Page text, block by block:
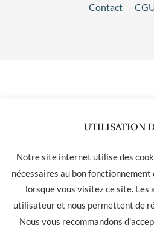
Contact
UTILISATION
Notre site internet utilise des
nécessaires au bon
lorsque vous visitez ce site.
utilisateur et nous permettent de
Nous vous recommandons